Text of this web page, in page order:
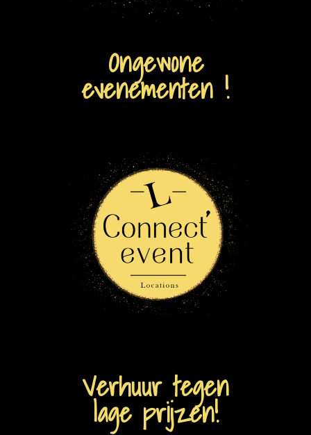
Ongewone
evenementen !
Verhuur tegen
lage prijzen!